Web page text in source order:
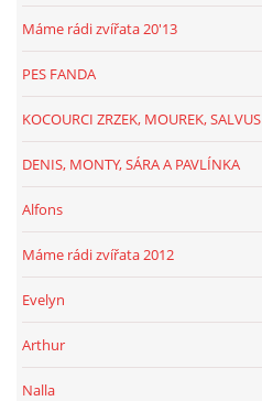
Máme rádi zvířata 20'13
PES FANDA
KOCOURCI ZRZEK, MOUREK, SALVUS
DENIS, MONTY, SÁRA A PAVLÍNKA
Alfons
Máme rádi zvířata 2012
Evelyn
Arthur
Nalla